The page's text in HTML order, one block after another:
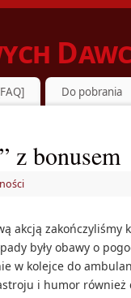
Do pobrania
z bonusem
akcją zakończyliśmy
były obawy o
w kolejce do
i humor również